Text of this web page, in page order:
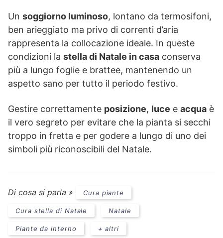
Un soggiorno luminoso, lontano da termosifoni,
ben arieggiato ma privo di correnti d’aria
rappresenta la collocazione ideale. In queste
condizioni la stella di Natale in casa conserva
più a lungo foglie e brattee, mantenendo un
aspetto sano per tutto il periodo festivo.
Gestire correttamente posizione, luce e acqua è
il vero segreto per evitare che la pianta si secchi
troppo in fretta e per godere a lungo di uno dei
simboli più riconoscibili del Natale.
Di cosa si parla » Cura piante
Cura stella di Natale Natale
Piante da interno + altri